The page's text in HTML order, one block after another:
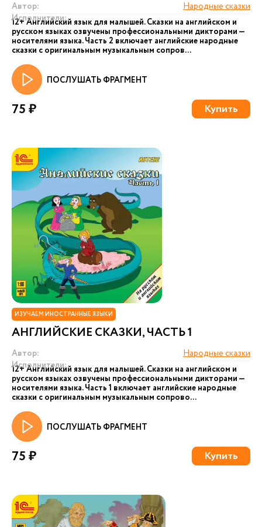
Автор:
Народные сказки
Исполнители:
12+ Английский язык для малышей. Сказки на английском и
русском языках озвучены профессиональными дикторами —
носителями языка. Часть 2 включает английские народные
сказки с оригинальным музыкальным сопров...
ПОСЛУШАТЬ ФРАГМЕНТ
75 ₽ Купить
ИЗУЧАЕМ ИНОСТРАННЫЕ ЯЗЫКИ
АНГЛИЙСКИЕ СКАЗКИ, ЧАСТЬ 1
Автор:
Народные сказки
Исполнители:
12+ Английский язык для малышей. Сказки на английском и
русском языках озвучены профессиональными дикторами —
носителями языка. Часть 1 включает английские народные
сказки с оригинальным музыкальным сопрово...
ПОСЛУШАТЬ ФРАГМЕНТ
75 ₽ Купить